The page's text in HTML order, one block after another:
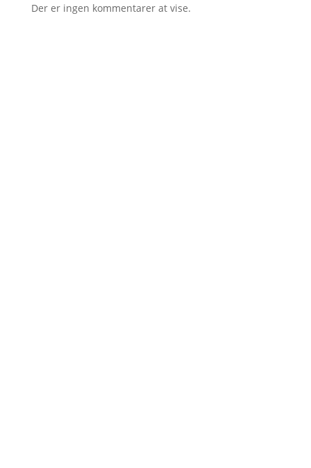
Der er ingen kommentarer at vise.